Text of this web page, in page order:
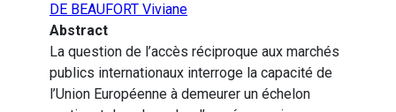
DE BEAUFORT Viviane
Abstract
La question de l’accès réciproque aux marchés
publics internationaux interroge la capacité de
l’Union Européenne à demeurer un échelon